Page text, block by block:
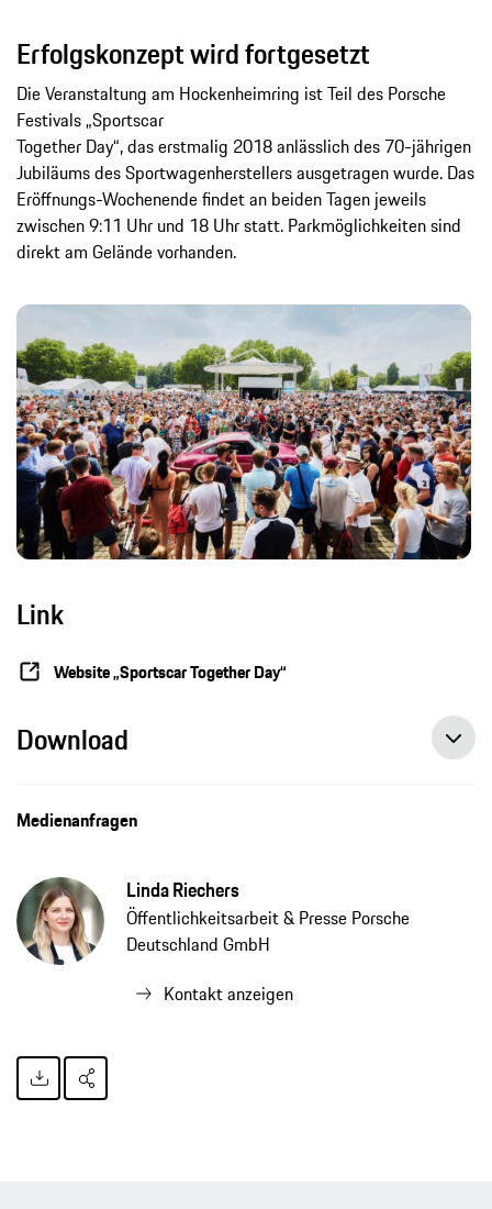
Erfolgskonzept wird fortgesetzt
Die Veranstaltung am Hockenheimring ist Teil des Porsche
Festivals „Sportscar
Together Day“, das erstmalig 2018 anlässlich des 70-jährigen
Jubiläums des Sportwagenherstellers ausgetragen wurde. Das
Eröffnungs-Wochenende findet an beiden Tagen jeweils
zwischen 9:11 Uhr und 18 Uhr statt. Parkmöglichkeiten sind
direkt am Gelände vorhanden.
Link
Website „Sportscar Together Day“
Download
Medienanfragen
Linda Riechers
Öffentlichkeitsarbeit & Presse Porsche
Deutschland GmbH
Kontakt anzeigen